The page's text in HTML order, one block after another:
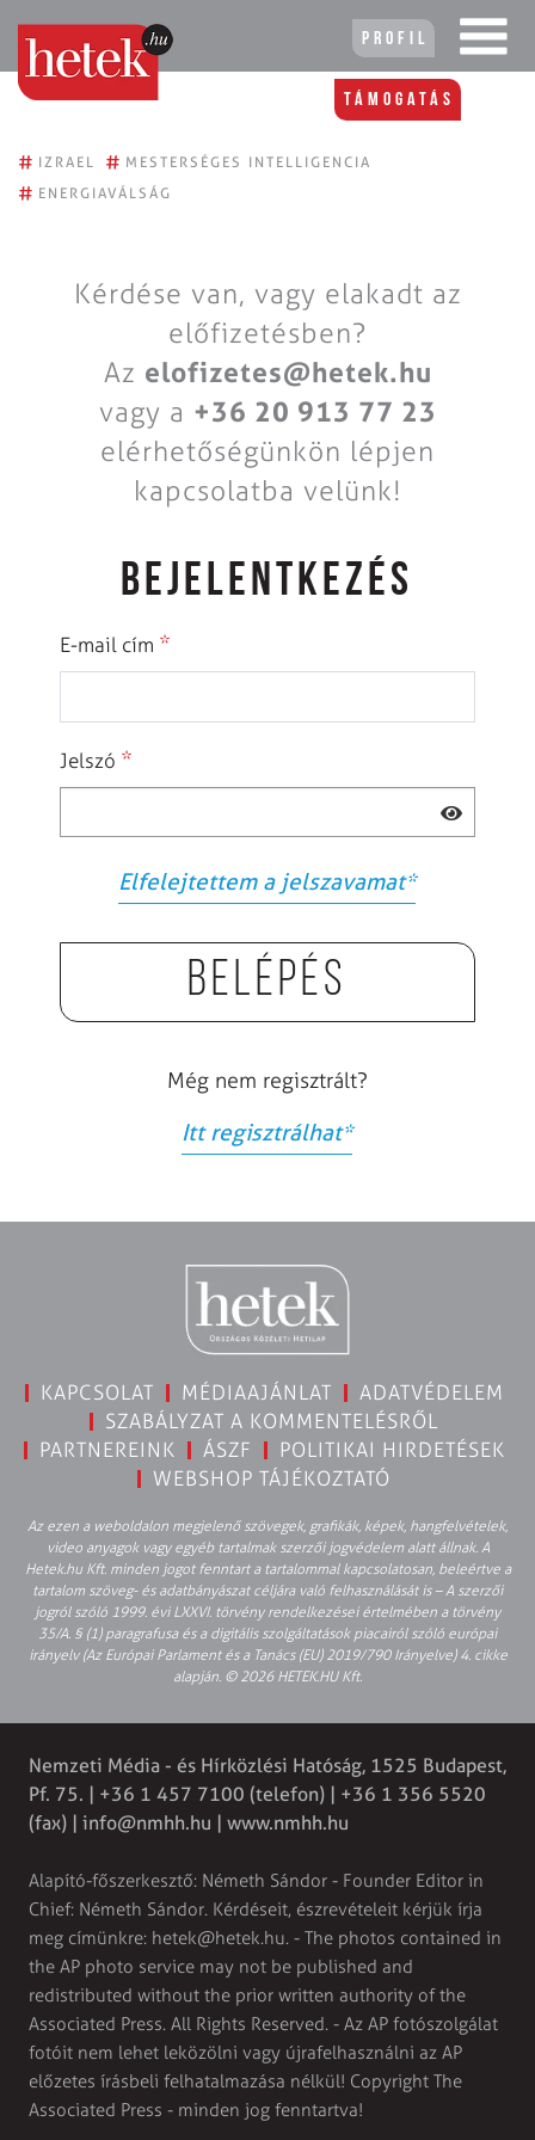
Profil
Támogatás
# IZRAEL # MESTERSÉGES INTELLIGENCIA
# ENERGIAVÁLSÁG
Kérdése van, vagy elakadt az
előfizetésben?
Az elofizetes@hetek.hu
vagy a +36 20 913 77 23
elérhetőségünkön lépjen
kapcsolatba velünk!
BEJELENTKEZÉS
E-mail cím *
Jelszó *
Elfelejtettem a jelszavamat*
Belépés
Még nem regisztrált?
Itt regisztrálhat*
KAPCSOLAT MÉDIAAJÁNLAT
ADATVÉDELEM
SZABÁLYZAT A KOMMENTELÉSRŐL
PARTNEREINK
ÁSZF
POLITIKAI HIRDETÉSEK
WEBSHOP TÁJÉKOZTATÓ
Az ezen a weboldalon megjelenő szövegek, grafikák, képek, hangfelvételek,
video anyagok vagy egyéb tartalmak szerzői jogvédelem alatt állnak. A
Hetek.hu Kft. minden jogot fenntart a tartalommal kapcsolatosan, beleértve a
tartalom szöveg- és adatbányászat céljára való felhasználását is – A szerzői
jogról szóló 1999. évi LXXVI. törvény rendelkezései értelmében a törvény
35/A. § (1) paragrafusa és a digitális szolgáltatások piacairól szóló európai
irányelv (Az Európai Parlament és a Tanács (EU) 2019/790 Irányelve) 4. cikke
alapján. © 2026 HETEK.HU Kft.
Nemzeti Média - és Hírközlési Hatóság, 1525 Budapest,
Pf. 75. | +36 1 457 7100 (telefon) | +36 1 356 5520
(fax) | info@nmhh.hu | www.nmhh.hu
Alapító-főszerkesztő: Németh Sándor - Founder Editor in
Chief: Németh Sándor. Kérdéseit, észrevételeit kérjük írja
meg címünkre: hetek@hetek.hu. - The photos contained in
the AP photo service may not be published and
redistributed without the prior written authority of the
Associated Press. All Rights Reserved. - Az AP fotószolgálat
fotóit nem lehet leközölni vagy újrafelhasználni az AP
előzetes írásbeli felhatalmazása nélkül! Copyright The
Associated Press - minden jog fenntartva!